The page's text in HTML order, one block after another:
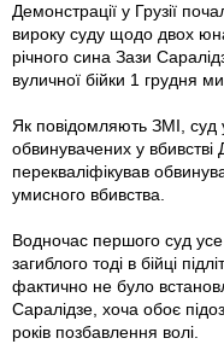
Демонстрації у Грузії
вироку суду щодо двох
річного сина Зази
вуличної бійки 1 грудня
Як повідомляють ЗМІ, суд
обвинувачених у
перекваліфікував
умисного вбивства.
Водночас першого суд
загиблого тоді в бійці
фактично не було
Саралідзе, хоча обоє
років позбавлення волі.